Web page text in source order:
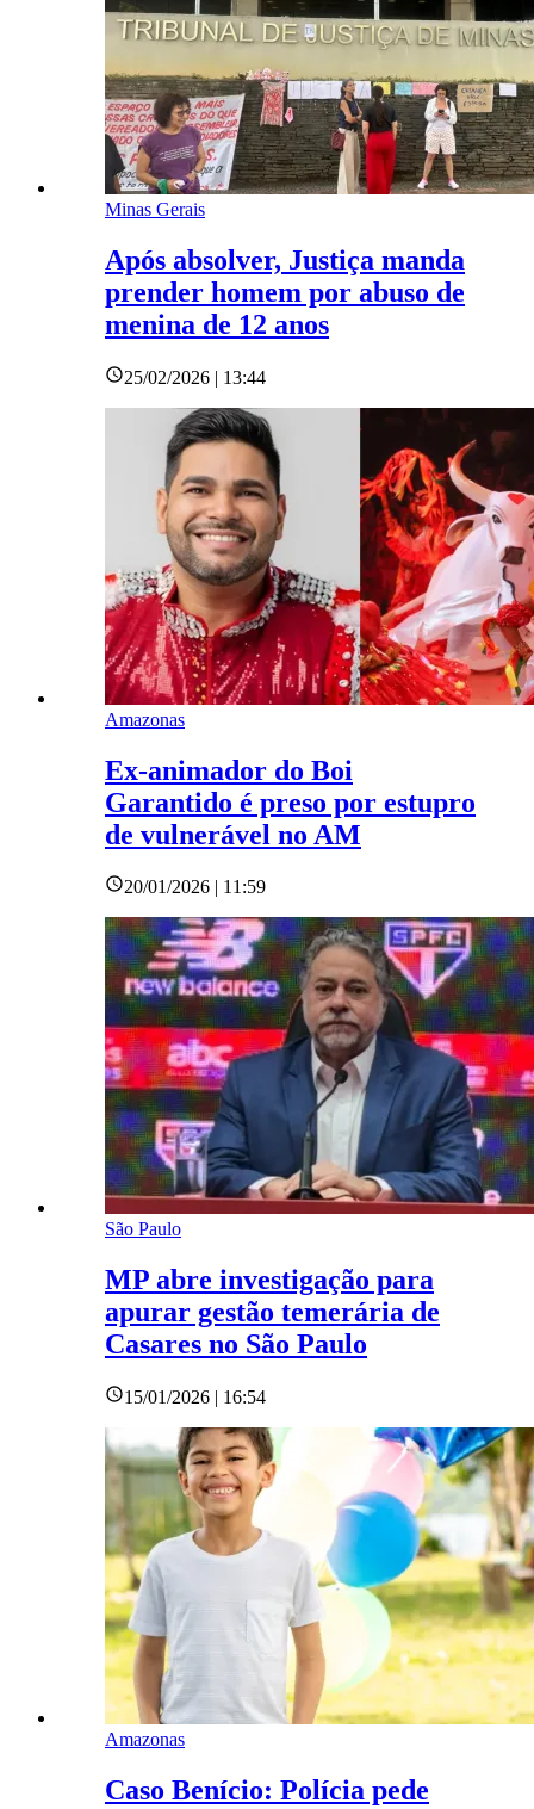
Minas Gerais
Após absolver, Justiça manda
prender homem por abuso de
menina de 12 anos
25/02/2026 | 13:44
Amazonas
Ex-animador do Boi
Garantido é preso por estupro
de vulnerável no AM
20/01/2026 | 11:59
São Paulo
MP abre investigação para
apurar gestão temerária de
Casares no São Paulo
15/01/2026 | 16:54
Amazonas
Caso Benício: Polícia pede